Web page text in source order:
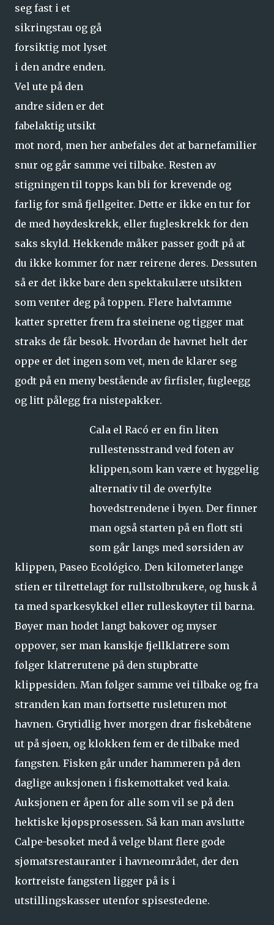
seg fast i et
sikringstau og gå
forsiktig mot lyset
i den andre enden.
Vel ute på den
andre siden er det
fabelaktig utsikt
mot nord, men her anbefales det at barnefamilier
snur og går samme vei tilbake. Resten av
stigningen til topps kan bli for krevende og
farlig for små fjellgeiter. Dette er ikke en tur for
de med høydeskrekk, eller fugleskrekk for den
saks skyld. Hekkende måker passer godt på at
du ikke kommer for nær reirene deres. Dessuten
så er det ikke bare den spektakulære utsikten
som venter deg på toppen. Flere halvtamme
katter spretter frem fra steinene og tigger mat
straks de får besøk. Hvordan de havnet helt der
oppe er det ingen som vet, men de klarer seg
godt på en meny bestående av firfisler, fugleegg
og litt pålegg fra nistepakker.
Cala el Racó er en fin liten
rullestensstrand ved foten av
klippen,som kan være et hyggelig
alternativ til de overfylte
hovedstrendene i byen. Der finner
man også starten på en flott sti
som går langs med sørsiden av
klippen, Paseo Ecológico. Den kilometerlange
stien er tilrettelagt for rullstolbrukere, og husk å
ta med sparkesykkel eller rulleskøyter til barna.
Bøyer man hodet langt bakover og myser
oppover, ser man kanskje fjellklatrere som
følger klatrerutene på den stupbratte
klippesiden. Man følger samme vei tilbake og fra
stranden kan man fortsette rusleturen mot
havnen. Grytidlig hver morgen drar fiskebåtene
ut på sjøen, og klokken fem er de tilbake med
fangsten. Fisken går under hammeren på den
daglige auksjonen i fiskemottaket ved kaia.
Auksjonen er åpen for alle som vil se på den
hektiske kjøpsprosessen. Så kan man avslutte
Calpe-besøket med å velge blant flere gode
sjømatsrestauranter i havneområdet, der den
kortreiste fangsten ligger på is i
utstillingskasser utenfor spisestedene.